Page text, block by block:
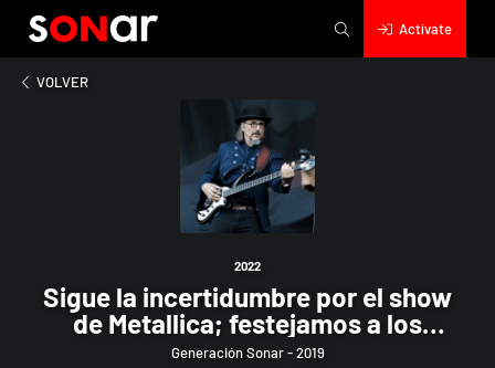
Actívate
VOLVER
2022
Sigue la incertidumbre por el show
de Metallica; festejamos a los
reactivados Primus; y más
Generación Sonar - 2019
2022
incertidumbre por el show de Metallica; festejamos a los